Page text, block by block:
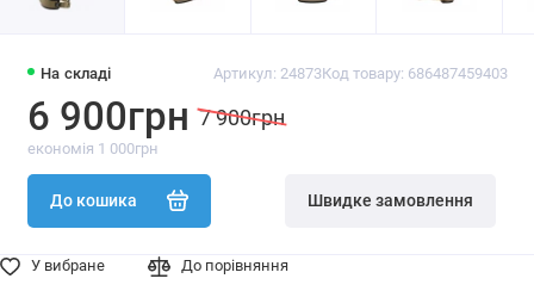
На складі Код товару: 686487459403
Артикул: 24873
6 900грн 7 900грн
економія 1 000грн
До кошика Швидке замовлення
У вибране До порівняння